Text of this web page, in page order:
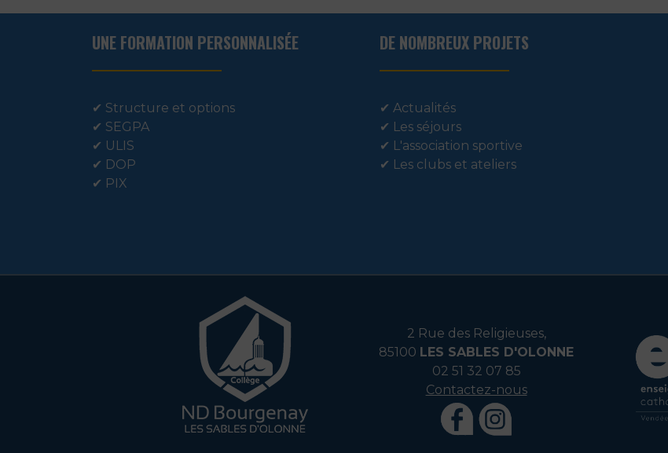
UNE FORMATION PERSONNALISÉE
✔ Structure et options
✔ SEGPA
✔ ULIS
✔ DOP
✔ PIX
DE NOMBREUX PROJETS
✔Actualités
✔ Les séjours
✔ L'association sportive
✔ Les clubs et ateliers
2 Rue des Religieuses,
85100 LES SABLES D'OLONNE
02 51 32 07 85
Contactez-nous